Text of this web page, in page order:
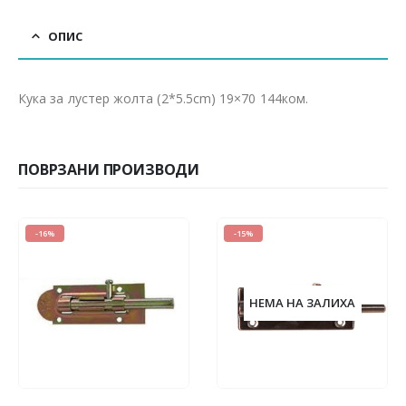
ОПИС
Кука за лустер жолта (2*5.5cm) 19×70 144ком.
ПОВРЗАНИ ПРОИЗВОДИ
-16% -15%
НЕМА НА ЗАЛИХА